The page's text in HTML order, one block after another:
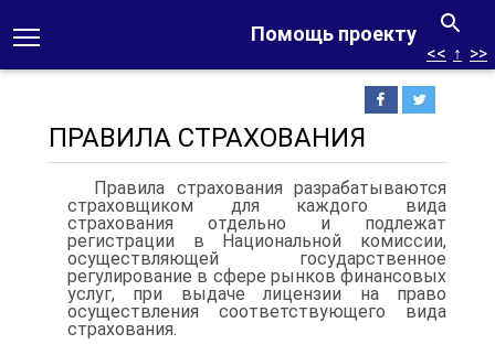
Помощь проекту
<< ↑ >>
ПРАВИЛА СТРАХОВАНИЯ
Правила страхования разрабатываются
страховщиком для каж­дого вида
страхования отдельно и подлежат
регистрации в Нацио­нальной комиссии,
осуществляющей государственное
регулирование в сфере рынков финансовых
услуг, при выдаче лицензии на право
осуществления соответствующего вида
страхования.